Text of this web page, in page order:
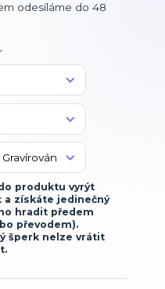
odesíláme do 48
produktu vyrýt
a získáte jedinečný
hradit předem
převodem).
šperk nelze vrátit